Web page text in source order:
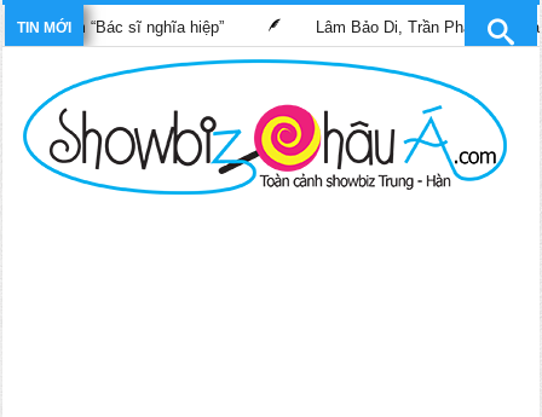
TIN MỚI
phim “Bác sĩ nghĩa hiệp” Lâm Bảo Di, Trần Pháp Dung tái